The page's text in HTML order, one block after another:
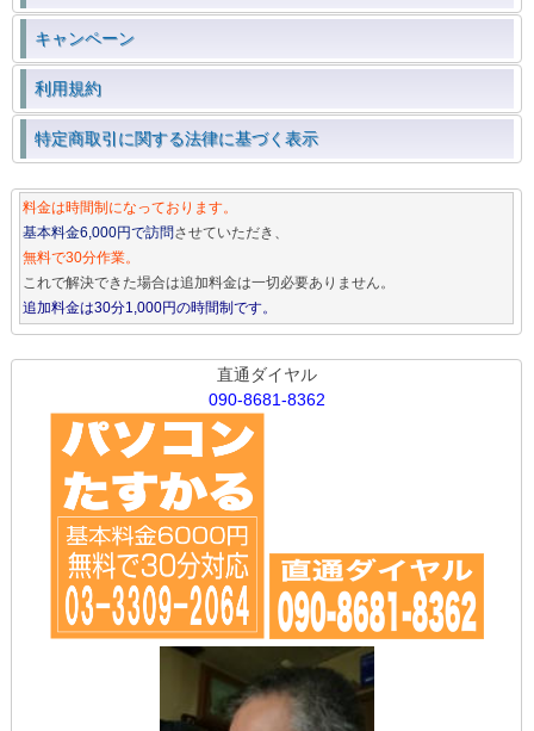
キャンペーン
利用規約
特定商取引に関する法律に基づく表示
料金は時間制になっております。
基本料金6,000円で訪問させていただき、
無料で30分作業。
これで解決できた場合は追加料金は一切必要ありません。
追加料金は30分1,000円の時間制です。
直通ダイヤル
090-8681-8362